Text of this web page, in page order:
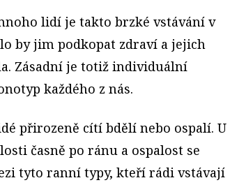
lidí je takto brzké vstávání v
by jim podkopat zdraví a jejich
Zásadní je totiž individuální
každého z nás.
přirozeně cítí bdělí nebo ospalí. U
časně po ránu a ospalost se
tyto ranní typy, kteří rádi vstávají